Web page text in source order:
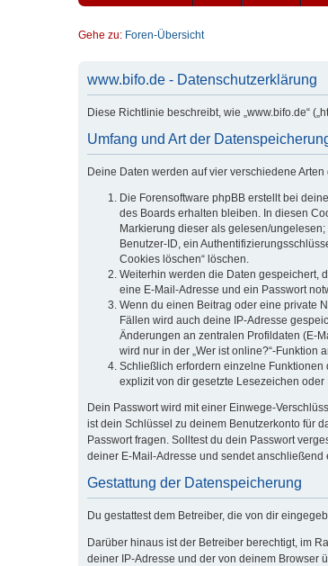
Gehe zu: Foren-Übersicht
www.bifo.de - Datenschutzerklärung
Diese Richtlinie beschreibt, wie „www.bifo.de“
Umfang und Art der
Deine Daten werden auf vier verschiedene Arten
Die Forensoftware phpBB erstellt bei
des Boards erhalten bleiben. In diesen
Markierung dieser als gelesen/
Benutzer-ID, ein
Cookies löschen“ löschen.
Weiterhin werden die Daten gespeichert,
eine E-Mail-Adresse und ein Passwort
Wenn du einen Beitrag oder eine private
Fällen wird auch deine IP-Adresse
Änderungen an zentralen Profildaten (E-
wird nur in der „Wer ist online?“-Funktion
Schließlich erfordern einzelne
explizit von dir gesetzte Lesezeichen
Dein Passwort wird mit einer Einwege-
ist dein Schlüssel zu deinem Benutzerkonto für
Passwort fragen. Solltest du dein Passwort
deiner E-Mail-Adresse und sendet anschließend
Gestattung der Datenspeicherung
Du gestattest dem Betreiber, die von dir
Darüber hinaus ist der Betreiber berechtigt, im
deiner IP-Adresse und der von deinem Browser